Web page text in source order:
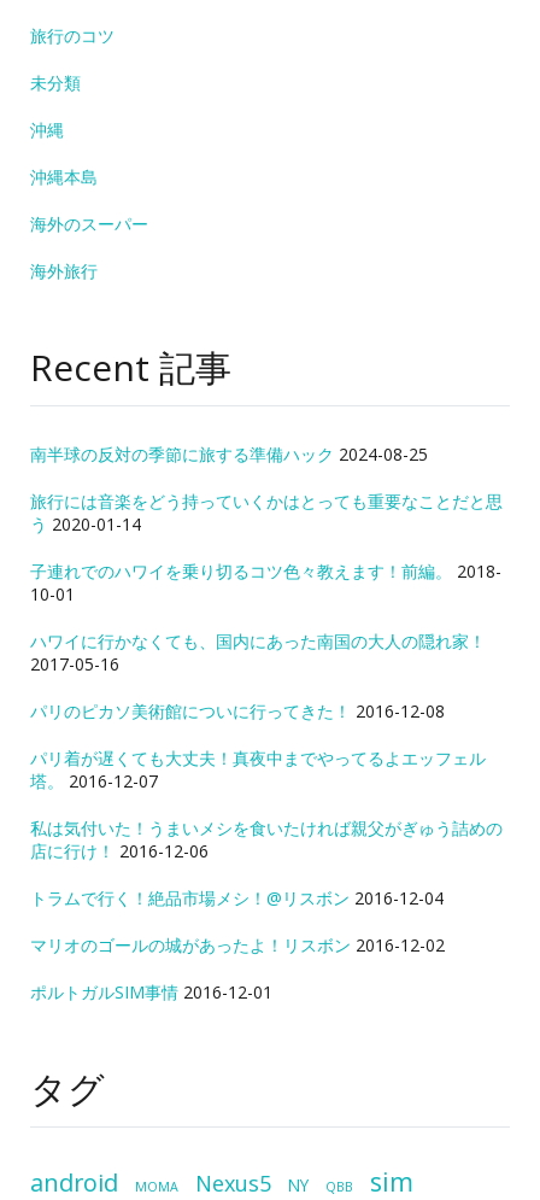
旅行のコツ
未分類
沖縄
沖縄本島
海外のスーパー
海外旅行
Recent 記事
南半球の反対の季節に旅する準備ハック 2024-08-25
旅行には音楽をどう持っていくかはとっても重要なことだと思
う 2020-01-14
子連れでのハワイを乗り切るコツ色々教えます！前編。
2018-
10-01
ハワイに行かなくても、国内にあった南国の大人の隠れ家！
2017-05-16
パリのピカソ美術館についに行ってきた！ 2016-12-08
パリ着が遅くても大丈夫！真夜中までやってるよエッフェル
塔。
2016-12-07
私は気付いた！うまいメシを食いたければ親父がぎゅう詰めの
店に行け！ 2016-12-06
トラムで行く！絶品市場メシ！@リスボン 2016-12-04
マリオのゴールの城があったよ！リスボン 2016-12-02
ポルトガルSIM事情 2016-12-01
タグ
android MOMA Nexus5 NY QBB sim